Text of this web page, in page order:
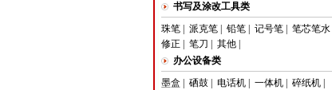
书写及涂改工具类
珠笔| 派克笔| 铅笔| 记号笔| 笔芯笔水|
修正
笔刀 其他|
办公设备类
墨盒
硒鼓| 电话机| 一体机| 碎纸机|